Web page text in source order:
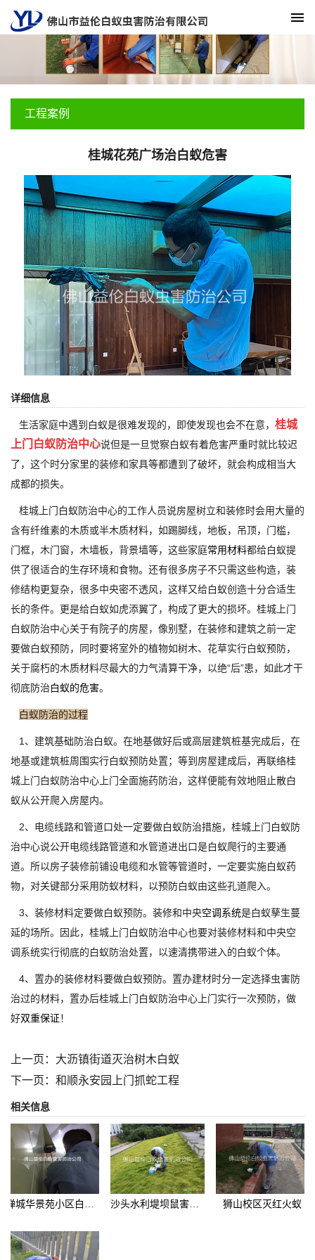
工程案例
桂城花苑广场治白蚁危害
详细信息
生活家庭中遇到白蚁是很难发现的，即使发现也会不在意， 桂城
上门白蚁防治中心说但是一旦觉察白蚁有着危害严重时就比较迟
了，这个时分家里的装修和家具等都遭到了破坏，就会构成相当大
成都的损失。
桂城上门白蚁防治中心的工作人员说房屋树立和装修时会用大量的
含有纤维素的木质或半木质材料，如踢脚线，地板，吊顶，门槛，
门框，木门窗，木墙板，背景墙等，这些家庭常用材料都给白蚁提
供了很适合的生存环境和食物。还有很多房子不只需这些构造，装
修结构更复杂，很多中央密不透风，这样又给白蚁创造十分合适生
长的条件。更是给白蚁如虎添翼了，构成了更大的损坏。桂城上门
白蚁防治中心关于有院子的房屋，像别墅，在装修和建筑之前一定
要做白蚁预防，同时要将室外的植物如树木、花草实行白蚁预防，
关于腐朽的木质材料尽最大的力气清算干净，以绝“后”患，如此才干
彻底防治白蚁的危害。
白蚁防治的过程
1、建筑基础防治白蚁。在地基做好后或高层建筑桩基完成后，在
地基或建筑桩周围实行白蚁预防处置；等到房屋建成后，再联络桂
城上门白蚁防治中心上门全面施药防治，这样便能有效地阻止散白
蚁从公开爬入房屋内。
2、电缆线路和管道口处一定要做白蚁防治措施，桂城上门白蚁防
治中心说公开电缆线路管道和水管道进出口是白蚁爬行的主要通
道。所以房子装修前铺设电缆和水管等管道时，一定要实施白蚁药
物，对关键部分采用防蚁材料，以预防白蚁由这些孔道爬入。
3、装修材料定要做白蚁预防。装修和中央空调系统是白蚁孳生蔓
延的场所。因此，桂城上门白蚁防治中心也要对装修材料和中央空
调系统实行彻底的白蚁防治处置，以速清携带进入的白蚁个体。
4、置办的装修材料要做白蚁预防。置办建材时分一定选择虫害防
治过的材料，置办后桂城上门白蚁防治中心上门实行一次预防，做
好双重保证！
上一页： 大沥镇街道灭治树木白蚁
下一页： 和顺永安园上门抓蛇工程
相关信息
狮山校区灭红火蚁